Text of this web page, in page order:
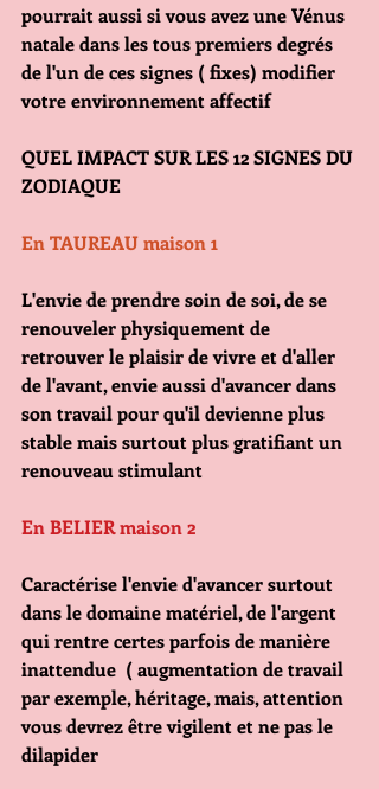
pourrait aussi si vous avez une Vénus
natale dans les tous premiers degrés
de l'un de ces signes ( fixes) modifier
votre environnement affectif
QUEL IMPACT SUR LES 12 SIGNES DU
ZODIAQUE
En TAUREAU maison 1
L'envie de prendre soin de soi, de se
renouveler physiquement de
retrouver le plaisir de vivre et d'aller
de l'avant, envie aussi d'avancer dans
son travail pour qu'il devienne plus
stable mais surtout plus gratifiant un
renouveau stimulant
En BELIER maison 2
Caractérise l'envie d'avancer surtout
dans le domaine matériel, de l'argent
qui rentre certes parfois de manière
inattendue  ( augmentation de travail
par exemple, héritage, mais, attention
vous devrez être vigilent et ne pas le
dilapider